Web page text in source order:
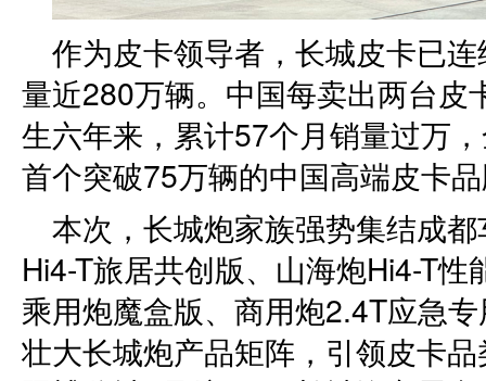
作为皮卡领导者，长城皮卡已
量近280万辆。中国每卖出两台
生六年来，累计57个月销量过万
首个突破75万辆的中国高端皮卡
本次，长城炮家族强势集结成
Hi4-T旅居共创版、山海炮Hi4-T
乘用炮魔盒版、商用炮2.4T应急
壮大长城炮产品矩阵，引领皮卡